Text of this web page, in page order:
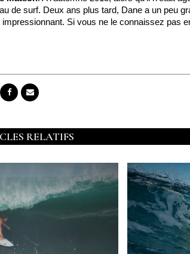
de surf. Deux ans plus tard, Dane a un peu
Si vous ne le connaissez pas
RELATIFS